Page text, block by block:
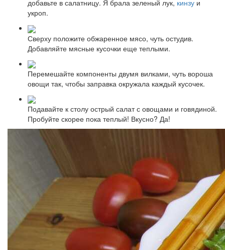
добавьте в салатницу. Я брала зеленый лук, кинзу и
укроп.
Сверху положите обжаренное мясо, чуть остудив.
Добавляйте мясные кусочки еще теплыми.
Перемешайте компоненты двумя вилками, чуть вороша
овощи так, чтобы заправка окружала каждый кусочек.
Подавайте к столу острый салат с овощами и говядиной.
Пробуйте скорее пока теплый! Вкусно? Да!